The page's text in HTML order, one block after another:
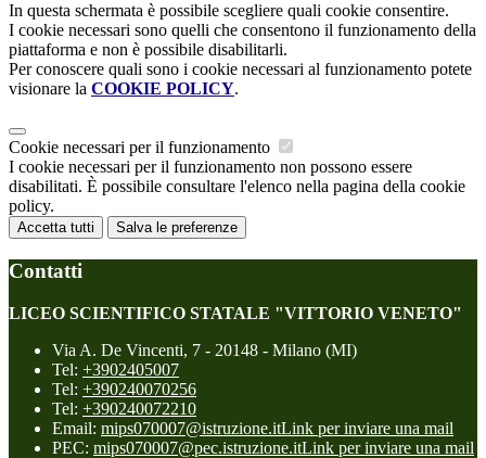
In questa schermata è possibile scegliere quali cookie consentire.
I cookie necessari sono quelli che consentono il funzionamento della
piattaforma e non è possibile disabilitarli.
Per conoscere quali sono i cookie necessari al funzionamento potete
visionare la COOKIE POLICY.
Cookie necessari per il funzionamento
I cookie necessari per il funzionamento non possono essere
disabilitati. È possibile consultare l'elenco nella pagina della cookie
policy.
Accetta tutti Salva le preferenze
Contatti
LICEO SCIENTIFICO STATALE "VITTORIO VENETO"
Via A. De Vincenti, 7 - 20148 - Milano (MI)
Tel: +3902405007
Tel: +390240070256
Tel: +390240072210
Email: mips070007@istruzione.itLink per inviare una mail
PEC: mips070007@pec.istruzione.itLink per inviare una mail